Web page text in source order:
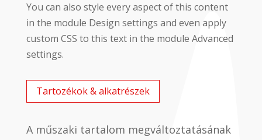
You can also style every aspect of this content
in the module Design settings and even apply
custom CSS to this text in the module Advanced
settings.
Tartozékok & alkatrészek
A műszaki tartalom megváltoztatásának